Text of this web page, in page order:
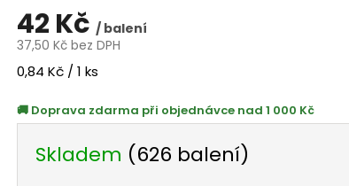
42 Kč / balení
37,50 Kč bez DPH
Měrná
0,84 Kč / 1 ks
Doprava zdarma při objednávce nad 1 000 Kč
Skladem (626 balení)